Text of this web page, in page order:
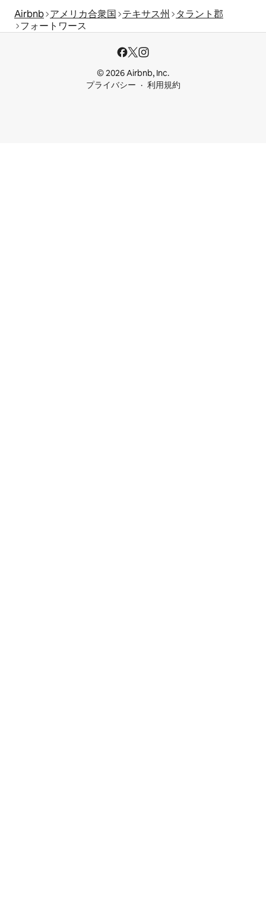
Airbnb アメリカ合衆国 テキサス州
タラント郡
フォートワース
© 2026 Airbnb, Inc.
プライバシー
利用規約